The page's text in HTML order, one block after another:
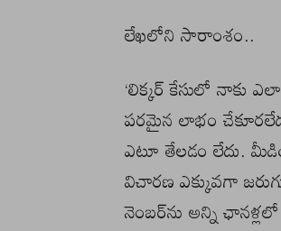
లేఖలోని సారాంశం..
‘లిక్కర్ కేసులో నాకు
పరమైన లాభం
ఎటూ తేలడం లేదు.
విచారణ ఎక్కువగా
నెంబర్‌ను అన్ని